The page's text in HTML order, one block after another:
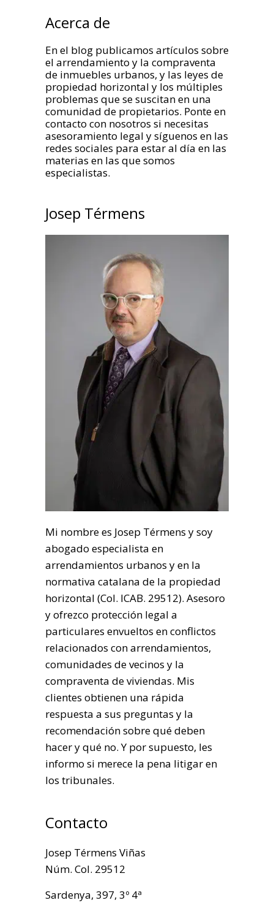
Acerca de
En el blog publicamos artículos sobre
el arrendamiento y la compraventa
de inmuebles urbanos, y las leyes de
propiedad horizontal y los múltiples
problemas que se suscitan en una
comunidad de propietarios. Ponte en
contacto con nosotros si necesitas
asesoramiento legal y síguenos en las
redes sociales para estar al día en las
materias en las que somos
especialistas.
Josep Térmens
Mi nombre es Josep Térmens y soy
abogado especialista en
arrendamientos urbanos y en la
normativa catalana de la propiedad
horizontal (Col. ICAB. 29512). Asesoro
y ofrezco protección legal a
particulares envueltos en conflictos
relacionados con arrendamientos,
comunidades de vecinos y la
compraventa de viviendas. Mis
clientes obtienen una rápida
respuesta a sus preguntas y la
recomendación sobre qué deben
hacer y qué no. Y por supuesto, les
informo si merece la pena litigar en
los tribunales.
Contacto
Josep Térmens Viñas
Núm. Col. 29512
Sardenya, 397, 3º 4ª